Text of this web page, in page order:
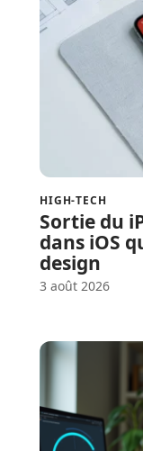
HIGH-TECH
Sortie du
dans iOS
design
3 août 2026